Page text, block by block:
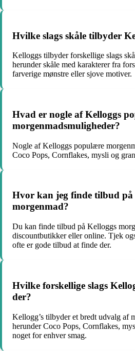
Hvilke slags skåle tilbyder
Kelloggs tilbyder forskellige slags
herunder skåle med karakterer fra
farverige mønstre eller sjove motiver.
Hvad er nogle af Kelloggs
morgenmadsmuligheder?
Nogle af Kelloggs populære
Coco Pops, Cornflakes, mysli og
Hvor kan jeg finde tilbud på
morgenmad?
Du kan finde tilbud på Kelloggs
discountbutikker eller online. Tjek
ofte er gode tilbud at finde der.
Hvilke forskellige slags
der?
Kellogg’s tilbyder et bredt udvalg af
herunder Coco Pops, Cornflakes,
noget for enhver smag.